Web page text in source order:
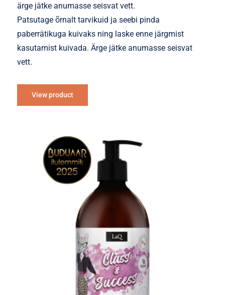
ärge jätke anumasse seisvat vett.
Patsutage õrnalt tarvikuid ja seebi pinda
paberrätikuga kuivaks ning laske enne järgmist
kasutamist kuivada. Ärge jätke anumasse seisvat
vett.
View product